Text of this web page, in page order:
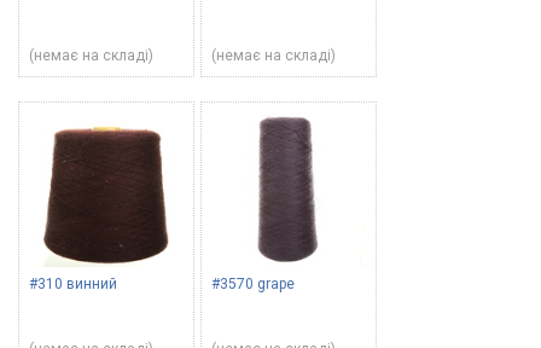
(немає на складі) (немає на складі)
#310 винний #3570 grape